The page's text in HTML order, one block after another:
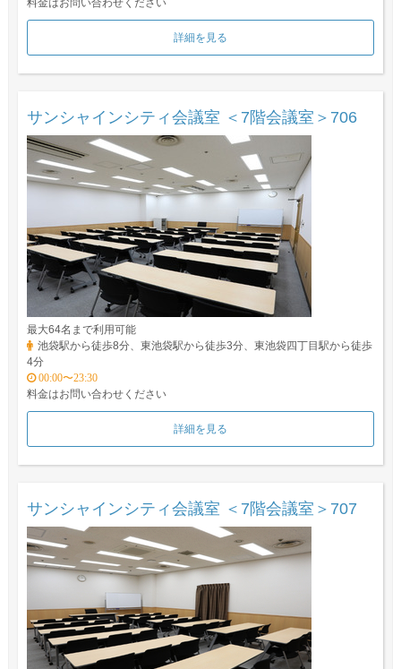
料金はお問い合わせください
詳細を見る
サンシャインシティ会議室 ＜7階会議室＞706
最大64名まで利用可能
池袋駅から徒歩8分、東池袋駅から徒歩3分、東池袋四丁目駅から徒歩
4分
00:00〜23:30
料金はお問い合わせください
詳細を見る
サンシャインシティ会議室 ＜7階会議室＞707